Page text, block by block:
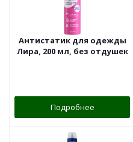
Антистатик для одежды
Лира, 200 мл, без отдушек
Подробнее